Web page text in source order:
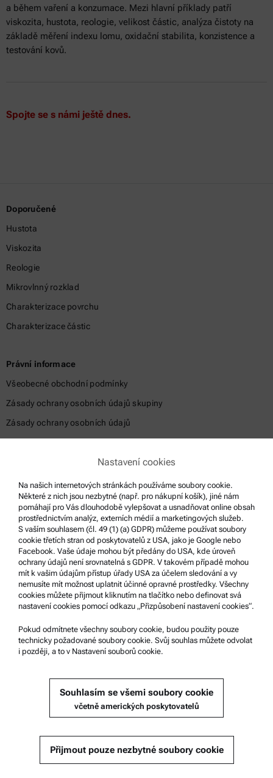
a během vaření a konzumace. Mezi hlavní příklady patří
viskozita, hustota, reologie, velikost částic, analýza čistoty na
základě měření indexu lomu, oxidační stabilita, konzistence a
testování kovů.
Spojte se s námi ještě dnes.
Doporučené
Hustota
Viskozita
Reologie
Mikrovlnný rozklad
Charakterizace povrchu
Charakterizace částic
Právní informace
Všeobecné obchodní podmínky
Zásady ochrany osobních údajů skupiny
Zásady ochrany osobních údajů
Ochranné známky
Systém oznamování nekalých praktik
Podpora produktů
Certifikovaný servis Anton Paar
Prohlášení o bezpečnosti
Technická centra společnosti Anton Paar
Informace o společnosti
Nastavení cookies
Na našich internetových stránkách používáme soubory cookie.
Některé z nich jsou nezbytné (např. pro nákupní košík), jiné nám
pomáhají pro Vás dlouhodobě vylepšovat a usnadňovat online obsah
prostřednictvím analýz, externích médií a marketingových služeb.
S vaším souhlasem (čl. 49 (1) (a) GDPR) můžeme používat soubory
cookie třetích stran od poskytovatelů z USA, jako je Google nebo
Facebook. Vaše údaje mohou být předány do USA, kde úroveň
ochrany údajů není srovnatelná s GDPR. V takovém případě mohou
mít k vašim údajům přístup úřady USA za účelem sledování a vy
nemusíte mít možnost uplatnit účinné opravné prostředky. Všechny
cookies můžete přijmout kliknutím na tlačítko nebo definovat svá
nastavení cookies pomocí odkazu „Přizpůsobení nastavení cookies“.
Pokud odmítnete všechny soubory cookie, budou použity pouze
technicky požadované soubory cookie. Svůj souhlas můžete odvolat
i později, a to v Nastavení souborů cookie.
Souhlasím se všemi soubory cookie
včetně amerických poskytovatelů
Přijmout pouze nezbytné soubory cookie